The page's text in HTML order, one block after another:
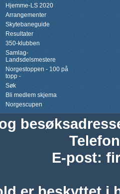
Hjemme-LS 2020
Arrangementer
Skytebaneguide
Resultater
350-klubben
Samlag-
Landsdelsmestere
Norgestoppen - 100 på
topp -
Søk
Bli medlem skjema
Norgescupen
Telefon
E-post: